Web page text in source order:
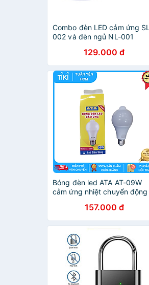
Combo đèn LED cảm ứng
002 và đèn ngủ NL-001
129.000 đ
Bóng đèn led ATA AT-09W
cảm ứng nhiệt chuyển động
157.000 đ